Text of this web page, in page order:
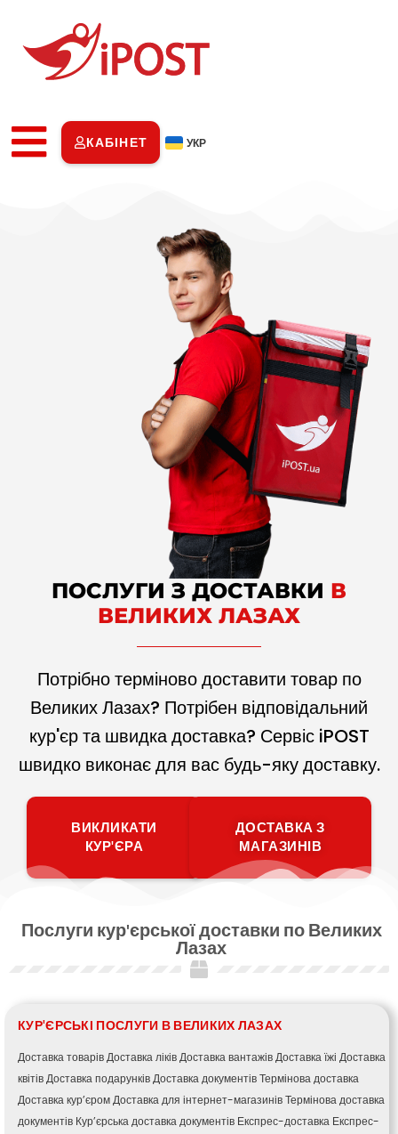
КАБІНЕТ УКР
ПОСЛУГИ З ДОСТАВКИ В
ВЕЛИКИХ ЛАЗАХ
Потрібно терміново доставити товар по
Великих Лазах? Потрібен відповідальний
кур'єр та швидка доставка? Сервіс iPOST
швидко виконає для вас будь-яку доставку.
ВИКЛИКАТИ
КУР'ЄРА
ДОСТАВКА З
МАГАЗИНІВ
Послуги кур'єрської доставки по Великих
Лазах
КУР'ЄРСЬКІ ПОСЛУГИ В ВЕЛИКИХ ЛАЗАХ
Доставка товарівДоставка ліківДоставка вантажівДоставка їжі Доставка
квітівДоставка подарунківДоставка документівТермінова доставка
Доставка кур’єромДоставка для інтернет-магазинівТермінова доставка
документів Кур’єрська доставка документів Експрес-доставка Експрес-